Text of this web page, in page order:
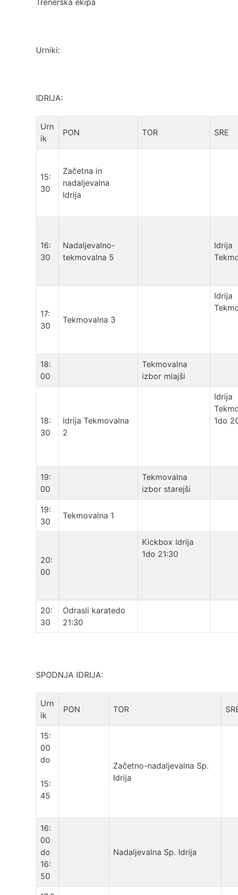
Trenerska ekipa
Urniki:
IDRIJA:
Urn
ik
PON TOR SRE
15:
30
Začetna in
nadaljevalna
Idrija
16:
30
Nadaljevalno-
tekmovalna 5
Idrija
17:
30
Tekmovalna 3
Idrija
18:
00
Tekmovalna
izbor mlajši
18:
30
Idrija Tekmovalna
2
Idrija
1do
19:
00
Tekmovalna
izbor starejši
19:
30
Tekmovalna 1
20:
00
Kickbox Idrija
1do 21:30
20:
30
Odrasli karatedo
21:30
SPODNJA IDRIJA:
Urn
ik
PON TOR
15:
00
do
15:
45
Začetno-nadaljevalna Sp.
Idrija
16:
00
do
16:
50
Nadaljevalna Sp. Idrija